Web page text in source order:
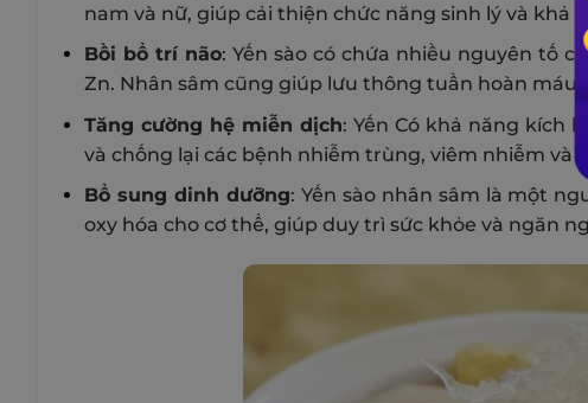
nam và nữ, giúp cải thiện chức năng sinh lý và khả
Bồi bổ trí não: Yến sào có chứa nhiều nguyên tố
Zn. Nhân sâm cũng giúp lưu thông tuần hoàn máu
Tăng cường hệ miễn dịch: Yến Có khả năng kích
và chống lại các bệnh nhiễm trùng, viêm nhiễm và
Bổ sung dinh dưỡng: Yến sào nhân sâm là một
oxy hóa cho cơ thể, giúp duy trì sức khỏe và ngăn